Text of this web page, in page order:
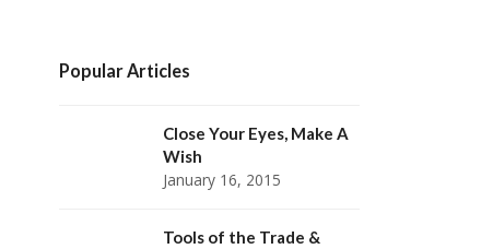
e
o
g
a
m
s
t
Popular Articles
Close Your Eyes, Make A
Wish
January 16, 2015
Tools of the Trade &